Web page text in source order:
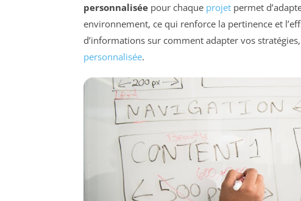
personnalisée pour chaque projet permet
environnement, ce qui renforce la pertinence et
d’informations sur comment adapter vos
personnalisée.